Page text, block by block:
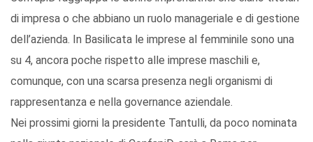
di impresa o che abbiano un ruolo manageriale e di gestione
dell’azienda. In Basilicata le imprese al femminile sono una
su 4, ancora poche rispetto alle imprese maschili e,
comunque, con una scarsa presenza negli organismi di
rappresentanza e nella governance aziendale.
Nei prossimi giorni la presidente Tantulli, da poco nominata